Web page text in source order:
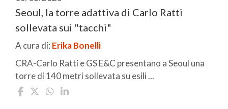
Seoul, la torre adattiva di Carlo Ratti
sollevata sui "tacchi"
A cura di: Erika Bonelli
CRA-Carlo Ratti e GS E&C presentano a Seoul una
torre di 140 metri sollevata su esili ...